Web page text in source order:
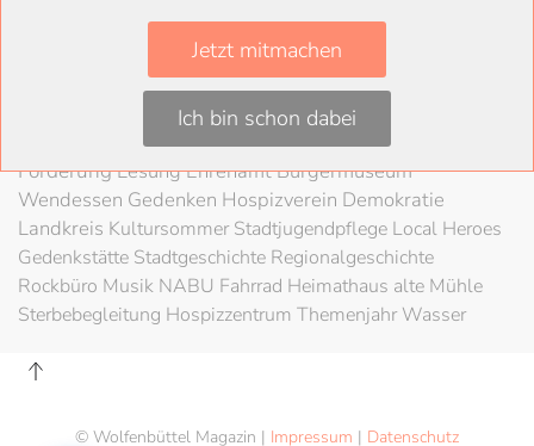
KunstKunstvereinMuseumFestival
Braunschweigische LandschaftHAB
80 Jahre KriegsendeLiteratur
SchöppenstedtUmweltschutz
SchladenStadtradelnFahrradfahren
FörderungLesungEhrenamtBürgermuseum
Wendessen Gedenken Hospizverein Demokratie
Landkreis KultursommerStadtjugendpflege Local Heroes
Gedenkstätte Stadtgeschichte Regionalgeschichte
Rockbüro Musik NABU Fahrrad Heimathaus alte Mühle
Sterbebegleitung Hospizzentrum Themenjahr Wasser
© Wolfenbüttel Magazin | Impressum | Datenschutz
Jetzt mitmachen
Ich bin schon dabei